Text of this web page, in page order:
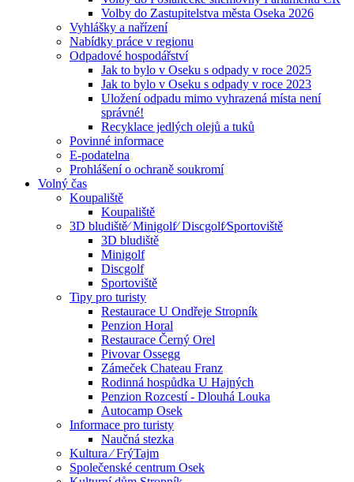
Volby do Zastupitelstva města Oseka 2026
Vyhlášky a nařízení
Nabídky práce v regionu
Odpadové hospodářství
Jak to bylo v Oseku s odpady v roce 2025
Jak to bylo v Oseku s odpady v roce 2023
Uložení odpadu mimo vyhrazená místa není
správné!
Recyklace jedlých olejů a tuků
Povinné informace
E-podatelna
Prohlášení o ochraně soukromí
Volný čas
Koupaliště
Koupaliště
3D bludiště⁄ Minigolf⁄ Discgolf⁄Sportoviště
3D bludiště
Minigolf
Discgolf
Sportoviště
Tipy pro turisty
Restaurace U Ondřeje Stropník
Penzion Horal
Restaurace Černý Orel
Pivovar Ossegg
Zámeček Chateau Franz
Rodinná hospůdka U Hajných
Penzion Rozcestí - Dlouhá Louka
Autocamp Osek
Informace pro turisty
Naučná stezka
Kultura ⁄ FrýTajm
Společenské centrum Osek